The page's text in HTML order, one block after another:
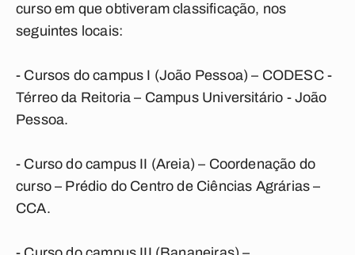
curso em que obtiveram classificação, nos
seguintes locais:
- Cursos do campus I (João Pessoa) – CODESC -
Térreo da Reitoria – Campus Universitário - João
Pessoa.
- Curso do campus II (Areia) – Coordenação do
curso – Prédio do Centro de Ciências Agrárias –
CCA.